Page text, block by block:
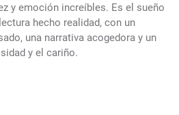
y emoción increíbles. Es el sueño
hecho realidad, con un
una narrativa acogedora y un
y el cariño.